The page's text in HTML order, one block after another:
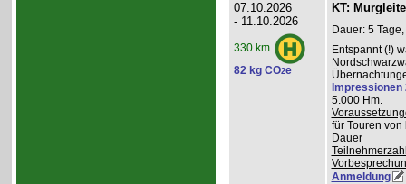
07.10.2026
- 11.10.2026
330 km
82 kg CO2e
KT:
Dauer: 5
Entspannt (!)
Impressionen
5.000 Hm.
für Touren
Dauer
Anmeldung